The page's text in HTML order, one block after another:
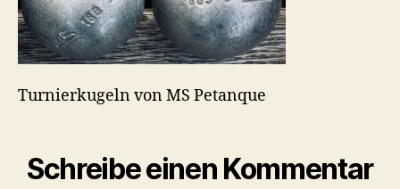
Turnierkugeln von MS Petanque
Schreibe einen Kommentar